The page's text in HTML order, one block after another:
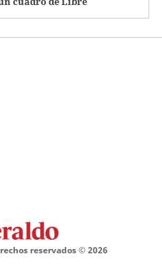
reservados ©2026